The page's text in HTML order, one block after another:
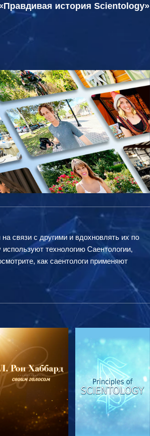
история Scientology»
связи с другими и вдохновлять их по
технологию Саентологии,
как саентологи применяют